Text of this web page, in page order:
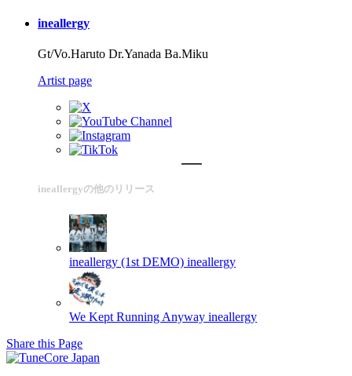
ineallergy
Gt/Vo.Haruto Dr.Yanada Ba.Miku
Artist page
ineallergyの他のリリース
ineallergy (1st DEMO) ineallergy
We Kept Running Anyway ineallergy
Share this Page